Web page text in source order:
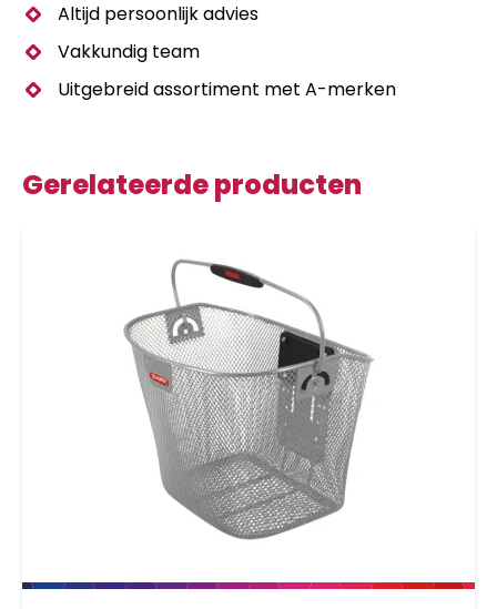
Altijd persoonlijk advies
Vakkundig team
Uitgebreid assortiment met A-merken
Gerelateerde producten